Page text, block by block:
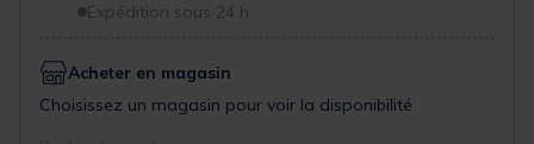
Expédition sous 24 h
Acheter en magasin
Choisissez un magasin pour voir la disponibilité